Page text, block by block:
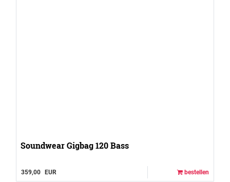
Soundwear Gigbag 120 Bass
359,00 EUR bestellen